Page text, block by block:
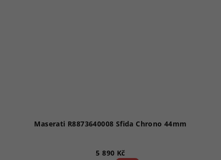
Maserati R8873640008 Sfida Chrono 44mm
5 890 Kč